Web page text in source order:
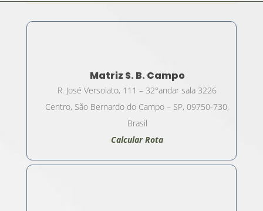
Matriz S. B. Campo
R. José Versolato, 111 – 32°andar sala 3226
Centro, São Bernardo do Campo – SP, 09750-730,
Brasil
Calcular Rota